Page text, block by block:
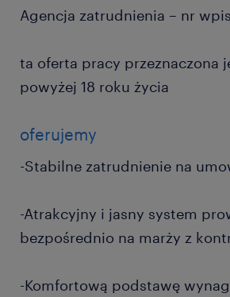
Agencja zatrudnienia – nr
ta oferta pracy przeznaczona
powyżej 18 roku życia
oferujemy
-Stabilne zatrudnienie na
-Atrakcyjny i jasny system
bezpośrednio na marży z
-Komfortową podstawę